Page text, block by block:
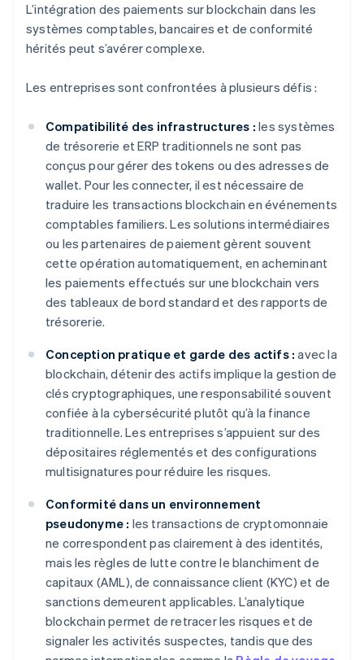
L’intégration des paiements sur blockchain dans les
systèmes comptables, bancaires et de conformité
hérités peut s’avérer complexe.
Les entreprises sont confrontées à plusieurs défis :
Compatibilité des infrastructures : les systèmes
de trésorerie et ERP traditionnels ne sont pas
conçus pour gérer des tokens ou des adresses de
wallet. Pour les connecter, il est nécessaire de
traduire les transactions blockchain en événements
comptables familiers. Les solutions intermédiaires
ou les partenaires de paiement gèrent souvent
cette opération automatiquement, en acheminant
les paiements effectués sur une blockchain vers
des tableaux de bord standard et des rapports de
trésorerie.
Conception pratique et garde des actifs : avec la
blockchain, détenir des actifs implique la gestion de
clés cryptographiques, une responsabilité souvent
confiée à la cybersécurité plutôt qu’à la finance
traditionnelle. Les entreprises s’appuient sur des
dépositaires réglementés et des configurations
multisignatures pour réduire les risques.
Conformité dans un environnement
pseudonyme : les transactions de cryptomonnaie
ne correspondent pas clairement à des identités,
mais les règles de lutte contre le blanchiment de
capitaux (AML), de connaissance client (KYC) et de
sanctions demeurent applicables. L’analytique
blockchain permet de retracer les risques et de
signaler les activités suspectes, tandis que des